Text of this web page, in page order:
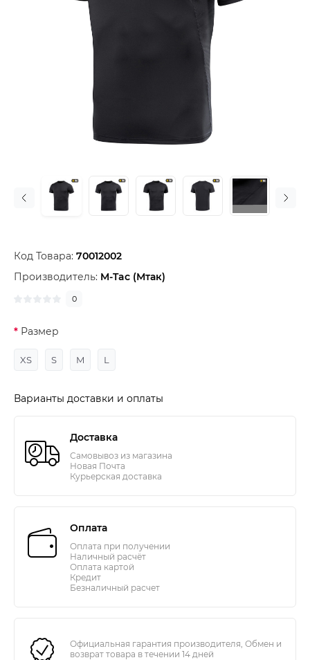
Код Товара: 70012002
Производитель: M-Tac (Мтак)
0
Размер
XS S M L
Варианты доставки и оплаты
Доставка
Самовывоз из магазина
Новая Почта
Курьерская доставка
Оплата
Оплата при получении
Наличный расчёт
Оплата картой
Кредит
Безналичный расчет
Официальная гарантия производителя, Обмен и
возврат товара в течении 14 дней